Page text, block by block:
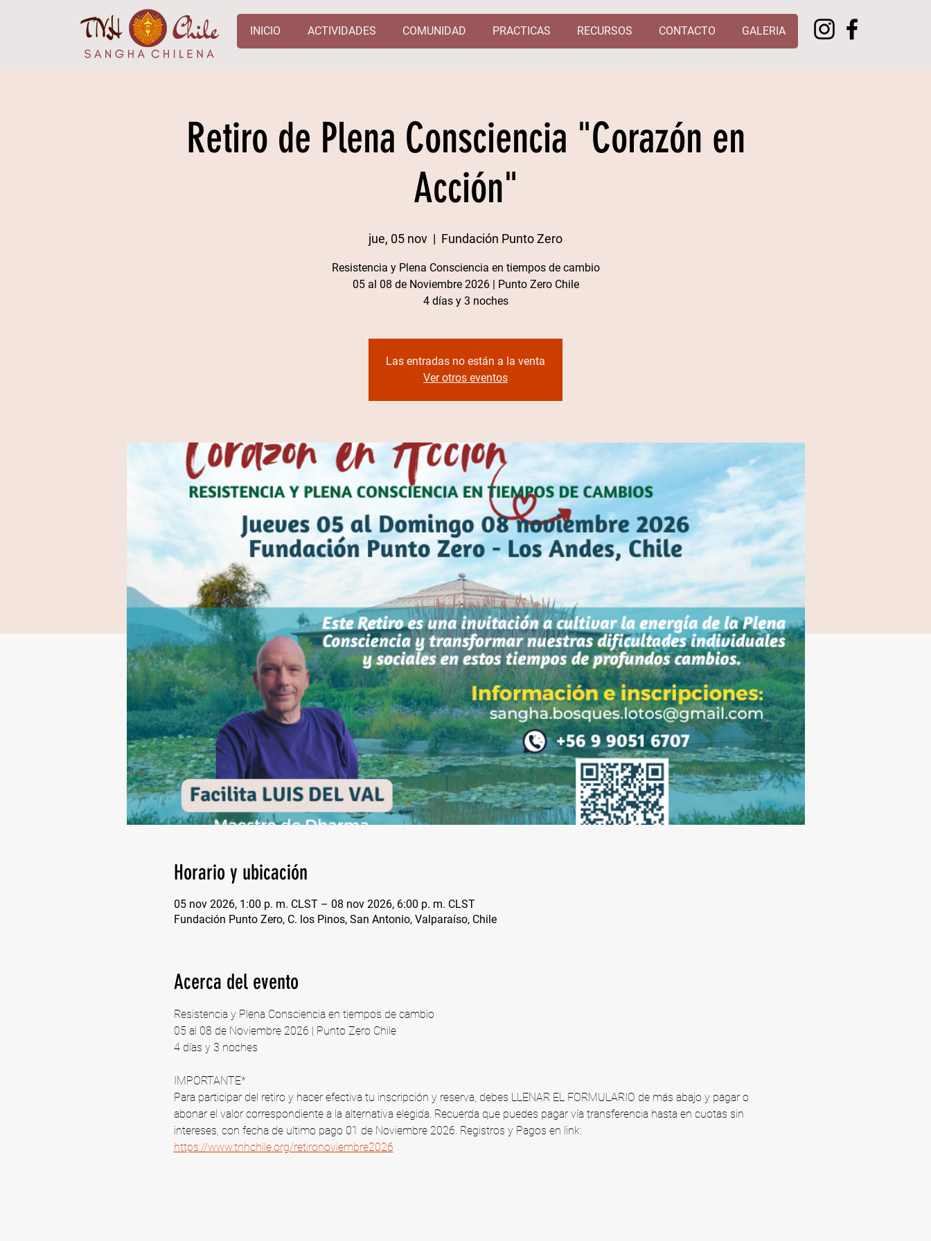
INICIO ACTIVIDADES COMUNIDAD PRACTICAS RECURSOS CONTACTO GALERIA
Retiro de Plena Consciencia "Corazón en
Acción"
jue, 05 nov
  |
Fundación Punto Zero
Resistencia y Plena Consciencia en tiempos de cambio
05 al 08 de Noviembre 2026 | Punto Zero Chile​
4 días y 3 noches
Las entradas no están a la venta
Ver otros eventos
Horario y ubicación
05 nov 2026, 1:00 p. m. CLST – 08 nov 2026, 6:00 p. m. CLST
Fundación Punto Zero, C. los Pinos, San Antonio, Valparaíso, Chile
Acerca del evento
Resistencia y Plena Consciencia en tiempos de cambio
05 al 08 de Noviembre 2026 | Punto Zero Chile​
4 días y 3 noches
IMPORTANTE*
Para participar del retiro y hacer efectiva tu inscripción y reserva, debes LLENAR EL FORMULARIO de más abajo y pagar o
abonar el valor correspondiente a la alternativa elegida. Recuerda que puedes pagar vía transferencia hasta en cuotas sin
intereses, con fecha de ultimo pago 01 de Noviembre 2026​. Registros y Pagos en link:
https://www.tnhchile.org/retironoviembre2026